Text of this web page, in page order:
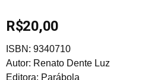
R$20,00
ISBN: 9340710
Autor: Renato Dente Luz
Editora: Parábola